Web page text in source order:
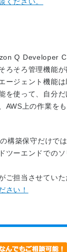
Q Developer
ろそろ管理機能
ージェント機能
を使って、自分
AWS上の作業を
構築保守だけで
ツーエンドでの
ご担当させてい
さい！